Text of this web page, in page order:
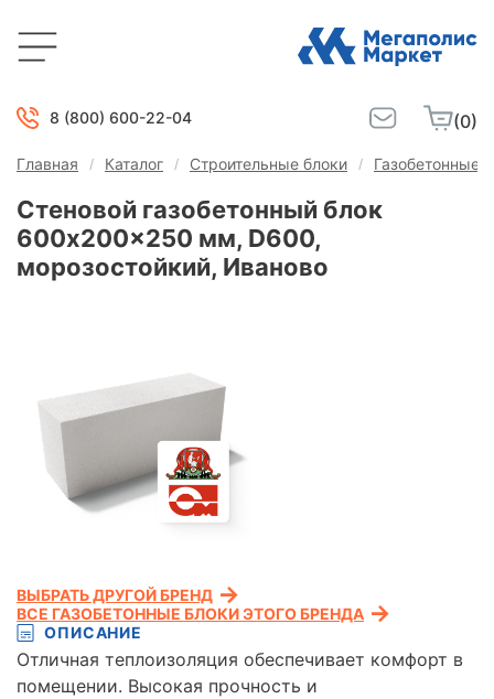
8 (800) 600-22-04 (0)
Главная Каталог Строительные блоки Газобетонные
Стеновой газобетонный блок
600x200x250 мм, D600,
морозостойкий, Иваново
ОПИСАНИЕ
Отличная теплоизоляция обеспечивает комфорт в
помещении. Высокая прочность и
ВЫБРАТЬ ДРУГОЙ БРЕНД
ВСЕ ГАЗОБЕТОННЫЕ БЛОКИ ЭТОГО БРЕНДА